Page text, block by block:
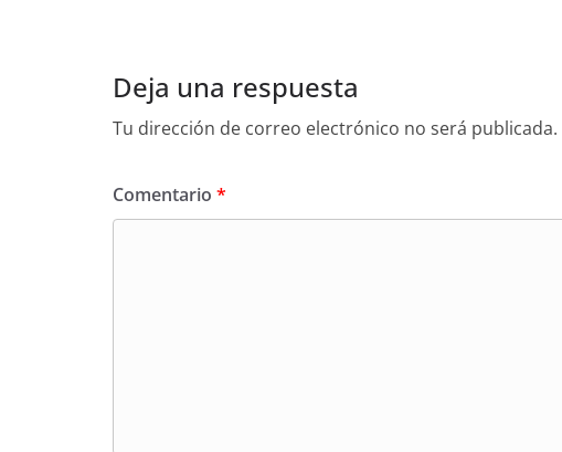
Deja una respuesta
Tu dirección de correo electrónico no será publicada.
Comentario *